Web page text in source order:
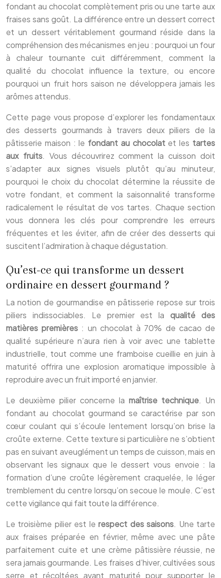
fondant au chocolat complètement pris ou une tarte aux
fraises sans goût. La différence entre un dessert correct
et un dessert véritablement gourmand réside dans la
compréhension des mécanismes en jeu : pourquoi un four
à chaleur tournante cuit différemment, comment la
qualité du chocolat influence la texture, ou encore
pourquoi un fruit hors saison ne développera jamais les
arômes attendus.
Cette page vous propose d’explorer les fondamentaux
des desserts gourmands à travers deux piliers de la
pâtisserie maison : le fondant au chocolatet les tartes
aux fruits. Vous découvrirez comment la cuisson doit
s’adapter aux signes visuels plutôt qu’au minuteur,
pourquoi le choix du chocolat détermine la réussite de
votre fondant, et comment la saisonnalité transforme
radicalement le résultat de vos tartes. Chaque section
vous donnera les clés pour comprendre les erreurs
fréquentes et les éviter, afin de créer des desserts qui
suscitent l’admiration à chaque dégustation.
Qu’est-ce qui transforme un dessert
ordinaire en dessert gourmand ?
La notion de gourmandise en pâtisserie repose sur trois
piliers indissociables. Le premier est laqualité des
matières premières : un chocolat à 70% de cacao de
qualité supérieure n’aura rien à voir avec une tablette
industrielle, tout comme une framboise cueillie en juin à
maturité offrira une explosion aromatique impossible à
reproduire avec un fruit importé en janvier.
Le deuxième pilier concerne la maîtrise technique. Un
fondant au chocolat gourmand se caractérise par son
cœur coulant qui s’écoule lentement lorsqu’on brise la
croûte externe. Cette texture si particulière ne s’obtient
pas en suivant aveuglément un temps de cuisson, mais en
observant les signaux que le dessert vous envoie : la
formation d’une croûte légèrement craquelée, le léger
tremblement du centre lorsqu’on secoue le moule. C’est
cette vigilance qui fait toute la différence.
Le troisième pilier est lerespect des saisons. Une tarte
aux fraises préparée en février, même avec une pâte
parfaitement cuite et une crème pâtissière réussie, ne
sera jamais gourmande. Les fraises d’hiver, cultivées sous
serre et récoltées avant maturité pour supporter le